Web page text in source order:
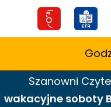
Szanowni
wakacyjne soboty